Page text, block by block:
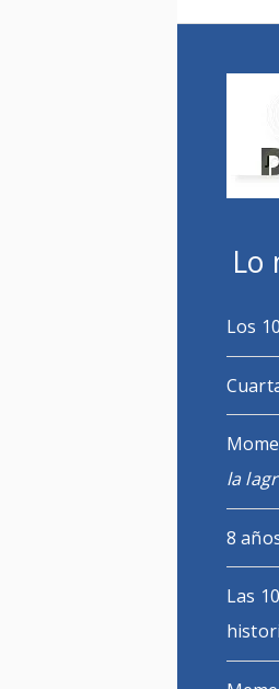
Lo
Los
la
8
Las